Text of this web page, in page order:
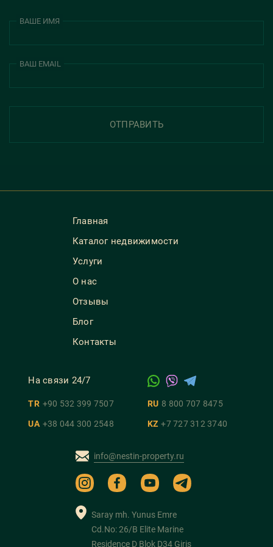
ВАШЕ ИМЯ
ВАШ EMAIL
ОТПРАВИТЬ
Главная
Каталог недвижимости
Услуги
О нас
Отзывы
Блог
Контакты
На связи 24/7
TR +90 532 399 7507 RU 8 800 707 8475
UA +38 044 300 2548 KZ +7 727 312 3740
info@nestin-property.ru
Saray mh. Yunus Emre
Cd.No: 26/B Elite Marine
Residence D Blok D34 Giriş